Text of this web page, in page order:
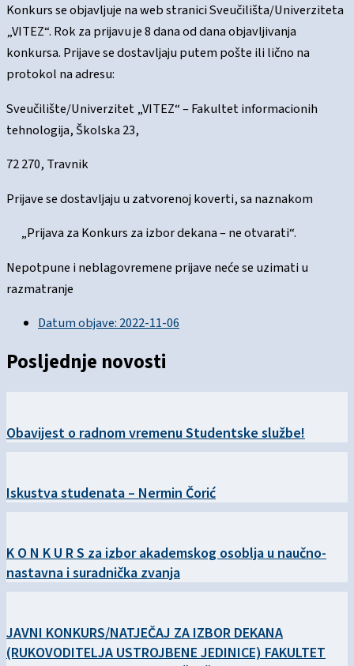
Konkurs se objavljuje na web stranici Sveučilišta/Univerziteta
„VITEZ“. Rok za prijavu je 8 dana od dana objavljivanja
konkursa. Prijave se dostavljaju putem pošte ili lično na
protokol na adresu:
Sveučilište/Univerzitet „VITEZ“ – Fakultet informacionih
tehnologija, Školska 23,
72 270, Travnik
Prijave se dostavljaju u zatvorenoj koverti, sa naznakom
„Prijava za Konkurs za izbor dekana – ne otvarati“.
Nepotpune i neblagovremene prijave neće se uzimati u
razmatranje
Datum objave:2022-11-06
Posljednje novosti
Obavijest o radnom vremenu Studentske službe!
Iskustva studenata – Nermin Čorić
K O N K U R S za izbor akademskog osoblja u naučno-
nastavna i suradnička zvanja
JAVNI KONKURS/NATJEČAJ ZA IZBOR DEKANA
(RUKOVODITELJA USTROJBENE JEDINICE) FAKULTET